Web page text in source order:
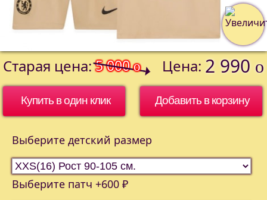
Старая цена: 5 000o Цена: 2 990 o
Купить в один клик
Выберите детский размер
Выберите патч +600 ₽